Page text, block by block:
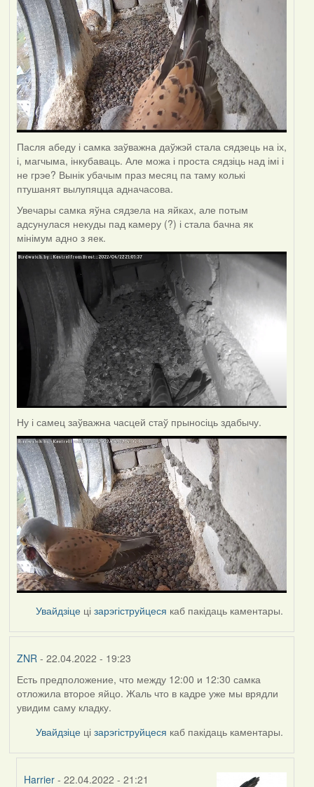
Пасля абеду і самка заўважна даўжэй стала сядзець на іх,
і, магчыма, інкубаваць. Але можа і проста сядзіць над імі і
не грэе? Вынік убачым праз месяц па таму колькі
птушанят вылупяцца адначасова.
Увечары самка яўна сядзела на яйках, але потым
адсунулася некуды пад камеру (?) і стала бачна як
мінімум адно з яек.
Ну і самец заўважна часцей стаў прыносіць здабычу.
Увайдзіце цізарэгіструйцеся каб пакідаць каментары.
ZNR - 22.04.2022 - 19:23
Есть предположение, что между 12:00 и 12:30 самка
отложила второе яйцо. Жаль что в кадре уже мы врядли
увидим саму кладку.
Увайдзіце цізарэгіструйцеся каб пакідаць каментары.
Harrier - 22.04.2022 - 21:21